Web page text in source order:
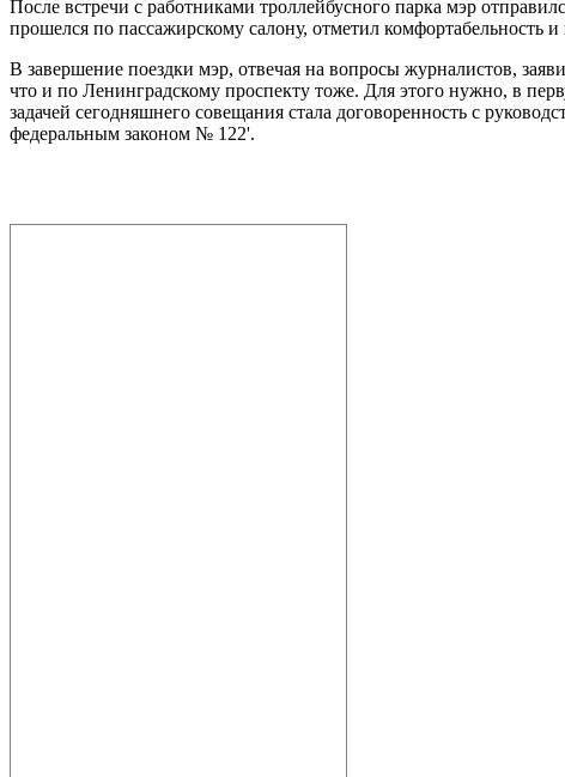
После встречи с работниками троллейбусного парка мэр
прошелся по пассажирскому салону, отметил
В завершение поездки мэр, отвечая на вопросы журналистов,
что и по Ленинградскому проспекту тоже. Для этого нужно, в
задачей сегодняшнего совещания стала договоренность с
федеральным законом № 122'.